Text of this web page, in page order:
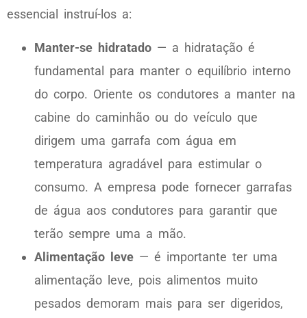
essencial instruí-los a:
Manter-se hidratado — a hidratação é
fundamental para manter o equilíbrio interno
do corpo. Oriente os condutores a manter na
cabine do caminhão ou do veículo que
dirigem uma garrafa com água em
temperatura agradável para estimular o
consumo. A empresa pode fornecer garrafas
de água aos condutores para garantir que
terão sempre uma a mão.
Alimentação leve — é importante ter uma
alimentação leve, pois alimentos muito
pesados demoram mais para ser digeridos,